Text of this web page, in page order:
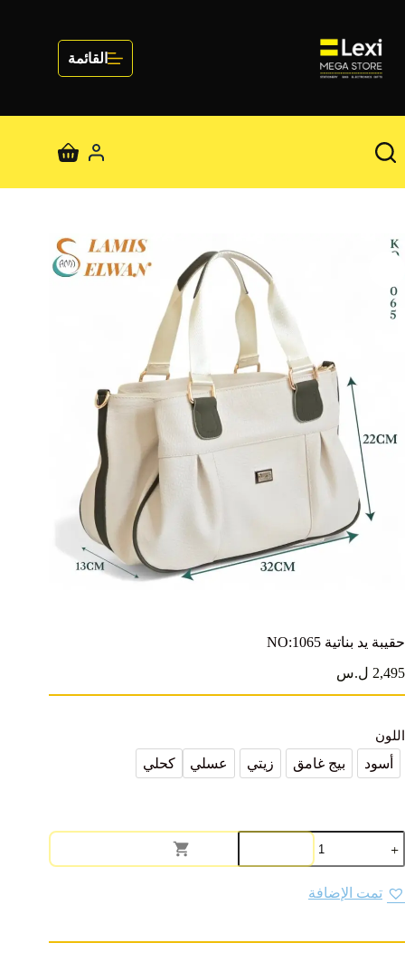
المحتوى
القائمة
عربة
حقيبة يد بناتية NO:1065
2,495 ل.س
اللون
أسود بيج غامق زيتي عسلي كحلي
كمية
حقيبة
يد
بناتية
NO:1065
تمت الإضافة